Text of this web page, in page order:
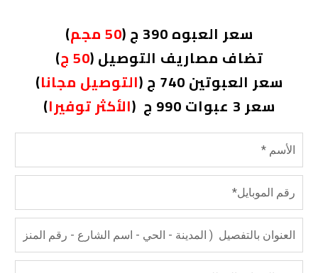
سعر العبوه 390 ج (
50 مجم
)
تضاف مصاريف التوصيل (50 ج )
سعر العبوتين 740 ج (
التوصيل مجانا)
سعر 3 عبوات 990 ج (
الأكثر توفيرا)